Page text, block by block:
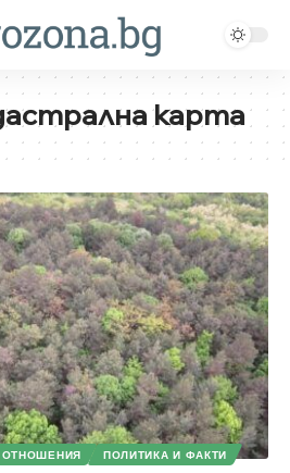
карта
ПОЛИТИКА И ФАКТИ